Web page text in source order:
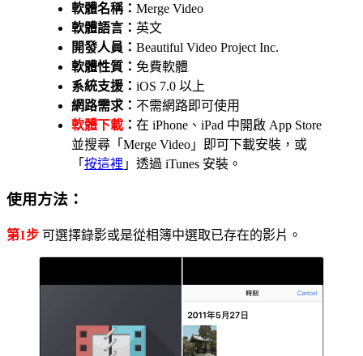
軟體名稱： Merge Video
軟體語言： 英文
開發人員： Beautiful Video Project Inc.
軟體性質： 免費軟體
系統支援： iOS 7.0 以上
網路需求： 不需網路即可使用
軟體下載 ： 在 iPhone、iPad 中開啟 App Store
並搜尋「Merge Video」即可下載安裝，或
「 按這裡 」透過 iTunes 安裝。
使用方法：
第1步 可選擇錄影或是從相簿中選取已存在的影片。